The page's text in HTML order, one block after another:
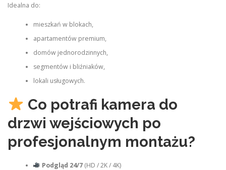
Idealna do:
mieszkań w blokach,
apartamentów premium,
domów jednorodzinnych,
segmentów i bliźniaków,
lokali usługowych.
Co potrafi kamera do
drzwi wejściowych po
profesjonalnym montażu?
Podgląd 24/7(HD / 2K / 4K)